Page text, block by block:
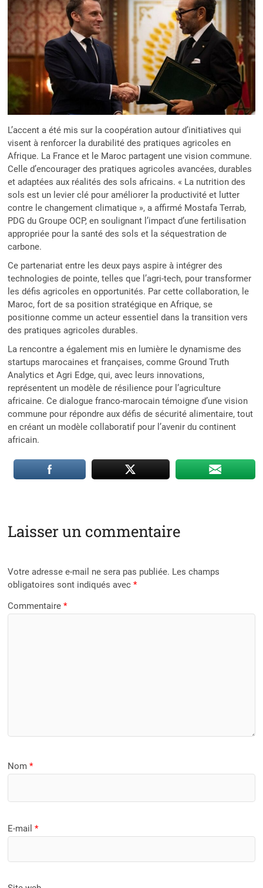
L’accent a été mis sur la coopération autour d’initiatives qui
visent à renforcer la durabilité des pratiques agricoles en
Afrique. La France et le Maroc partagent une vision commune.
Celle d’encourager des pratiques agricoles avancées, durables
et adaptées aux réalités des sols africains. « La nutrition des
sols est un levier clé pour améliorer la productivité et lutter
contre le changement climatique », a affirmé Mostafa Terrab,
PDG du Groupe OCP, en soulignant l’impact d’une fertilisation
appropriée pour la santé des sols et la séquestration de
carbone.
Ce partenariat entre les deux pays aspire à intégrer des
technologies de pointe, telles que l’agri-tech, pour transformer
les défis agricoles en opportunités. Par cette collaboration, le
Maroc, fort de sa position stratégique en Afrique, se
positionne comme un acteur essentiel dans la transition vers
des pratiques agricoles durables.
La rencontre a également mis en lumière le dynamisme des
startups marocaines et françaises, comme Ground Truth
Analytics et Agri Edge, qui, avec leurs innovations,
représentent un modèle de résilience pour l’agriculture
africaine. Ce dialogue franco-marocain témoigne d’une vision
commune pour répondre aux défis de sécurité alimentaire, tout
en créant un modèle collaboratif pour l’avenir du continent
africain.
Laisser un commentaire
Votre adresse e-mail ne sera pas publiée. Les champs
obligatoires sont indiqués avec*
Commentaire*
Nom*
E-mail*